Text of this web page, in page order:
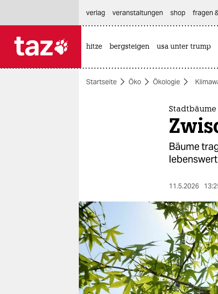
themen
berlin
nord
wahrheit
verlag
verlag
veranstaltungen shop fragen
hitze bergsteigen usa unter trump
Startseite Öko Ökologie
Bäume
11.5.2026